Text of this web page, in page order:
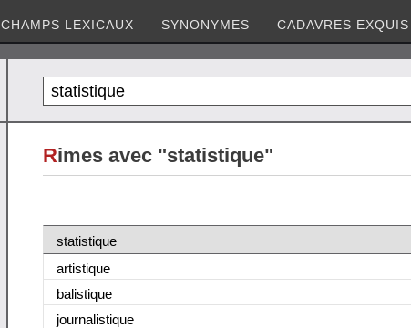
CHAMPS LEXICAUX SYNONYMES CADAVRES EXQUIS
Rimes avec "statistique"
statistique
artistique
balistique
journalistique